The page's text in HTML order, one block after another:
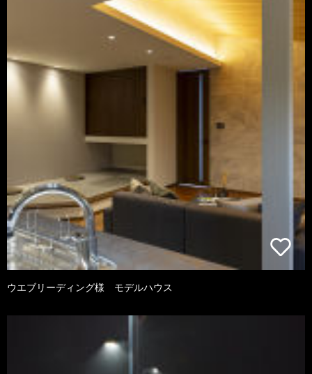
ウエブリーディング様 モデルハウス